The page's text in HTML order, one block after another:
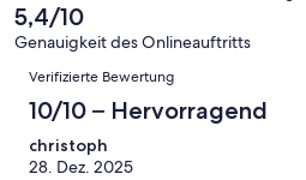
Gut
6
-
Okay
von
4
Schlecht
eine
Bewertung
Ungenügend
5,4/10
Genauigkeit des Onlineauftritts
Bewertungen
Verifizierte Bewertung
10/10 – Hervorragend
christoph
28. Dez. 2025